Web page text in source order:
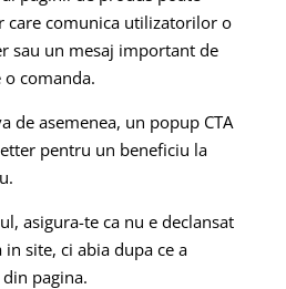
care comunica utilizatorilor o
sau un mesaj important de
comanda.
de asemenea, un popup CTA
pentru un beneficiu la
asigura-te ca nu e declansat
site, ci abia dupa ce a
pagina.